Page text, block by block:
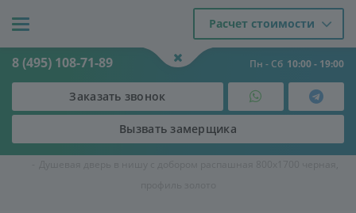
Расчет стоимости
8 (495) 108-71-89 Пн - Сб 10:00 - 19:00
Заказать звонок
Вызвать замерщика
Двери - Душевые кабины и ограждения - Душевые двери в нишу